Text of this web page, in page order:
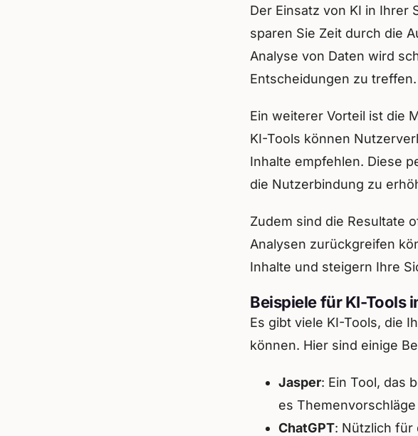
Der Einsatz von KI in Ihrer
sparen Sie Zeit durch die
Analyse von Daten wird
Entscheidungen zu treffen.
Ein weiterer Vorteil ist die
KI-Tools können
Inhalte empfehlen. Diese
die Nutzerbindung zu
Zudem sind die Resultate
Analysen zurückgreifen
Inhalte und steigern Ihre
Beispiele für KI-Tools
Es gibt viele KI-Tools, die
können. Hier sind einige
Jasper: Ein Tool, das
es
ChatGPT: Nützlich für